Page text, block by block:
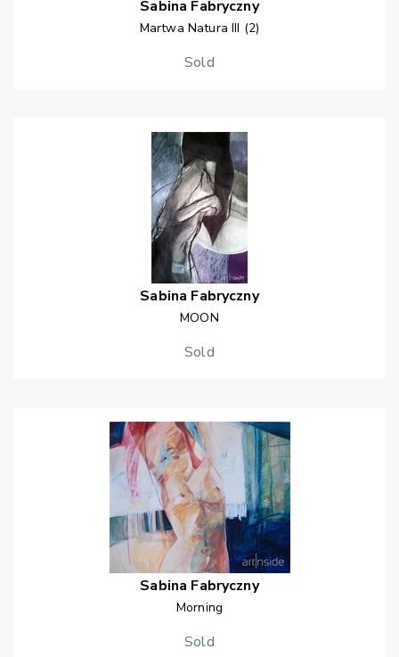
Sabina Fabryczny
Martwa Natura III (2)
Sold
Sabina Fabryczny
MOON
Sold
Sabina Fabryczny
Morning
Sold